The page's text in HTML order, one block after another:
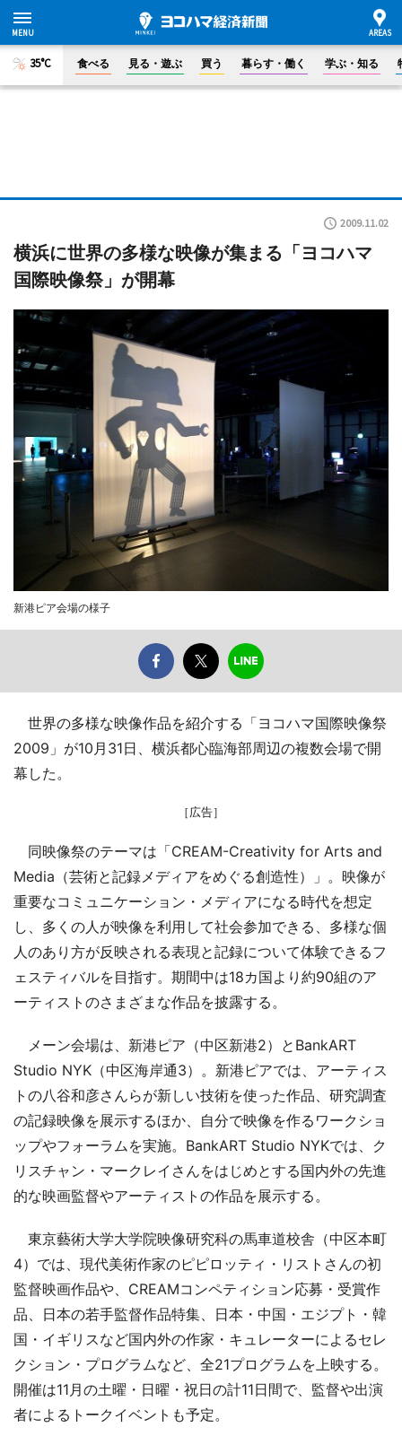
35°C 食べる 見る・遊ぶ 買う 暮らす・働く 学ぶ・知る
2009.11.02
横浜に世界の多様な映像が集まる「ヨコハマ
国際映像祭」が開幕
新港ピア会場の様子
世界の多様な映像作品を紹介する「ヨコハマ国際映像祭
2009」が10月31日、横浜都心臨海部周辺の複数会場で開
幕した。
［広告］
同映像祭のテーマは「CREAM-Creativity for Arts and
Media（芸術と記録メディアをめぐる創造性）」。映像が
重要なコミュニケーション・メディアになる時代を想定
し、多くの人が映像を利用して社会参加できる、多様な個
人のあり方が反映される表現と記録について体験できるフ
ェスティバルを目指す。期間中は18カ国より約90組のア
ーティストのさまざまな作品を披露する。
メーン会場は、新港ピア（中区新港2）とBankART
Studio NYK（中区海岸通3）。新港ピアでは、アーティス
トの八谷和彦さんらが新しい技術を使った作品、研究調査
の記録映像を展示するほか、自分で映像を作るワークショ
ップやフォーラムを実施。BankART Studio NYKでは、ク
リスチャン・マークレイさんをはじめとする国内外の先進
的な映画監督やアーティストの作品を展示する。
東京藝術大学大学院映像研究科の馬車道校舎（中区本町
4）では、現代美術作家のピピロッティ・リストさんの初
監督映画作品や、CREAMコンペティション応募・受賞作
品、日本の若手監督作品特集、日本・中国・エジプト・韓
国・イギリスなど国内外の作家・キュレーターによるセレ
クション・プログラムなど、全21プログラムを上映する。
開催は11月の土曜・日曜・祝日の計11日間で、監督や出演
者によるトークイベントも予定。